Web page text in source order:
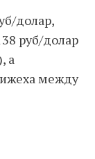
долар,
руб/долар
а
между